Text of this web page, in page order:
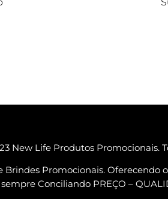
New Life Produtos Promocionais.
Promocionais. Oferecendo
Conciliando PREÇO –